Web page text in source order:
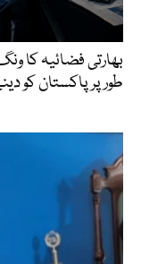
بھارتی فضائیہ کا
طور پر پاکستان کو